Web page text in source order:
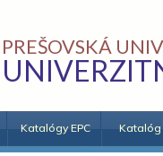
PREŠOVSKÁ
Katalógy EPC Katalóg